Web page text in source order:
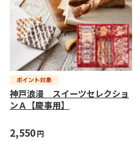
神戸浪漫 スイーツセレクショ
ンＡ【慶事用】
2,550円